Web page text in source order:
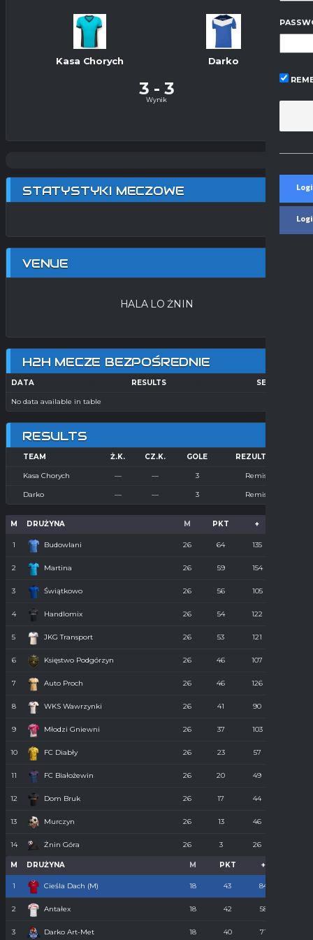
Kasa Chorych Darko
3 - 3
Wynik
STATYSTYKI MECZOWE
VENUE
HALA LO ŻNIN
H2H MECZE BEZPOŚREDNIE
DATA RESULTS SEASON
No data available in table
RESULTS
TEAM Ż.K. CZ.K. GOLE REZULTAT
Kasa Chorych — — 3 Remis
Darko — — 3 Remis
M DRUŻYNA M PKT +
1 Budowlani 26 64 135
2 Martina 26 59 154
3 Świątkowo 26 56 105
4 Handlomix 26 54 122
5 JKG Transport 26 53 121
6 Księstwo Podgórzyn 26 46 107
7 Auto Proch 26 46 126
8 WKS Wawrzynki 26 41 90
9 Młodzi Gniewni 26 37 103
10 FC Diabły 26 23 57
11 FC Białożewin 26 20 49
12 Dom Bruk 26 17 44
13 Murczyn 26 13 46
14 Żnin Góra 26 3 26
M DRUŻYNA M PKT +
1 Cieśla Dach (M) 18 43 84
2 Antałex 18 42 58
3 Darko Art-Met 18 40 71